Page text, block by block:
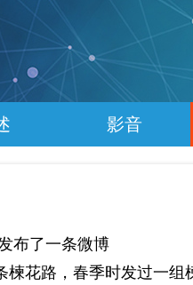
影音
布了一条微博
楝花路，春季时发过一